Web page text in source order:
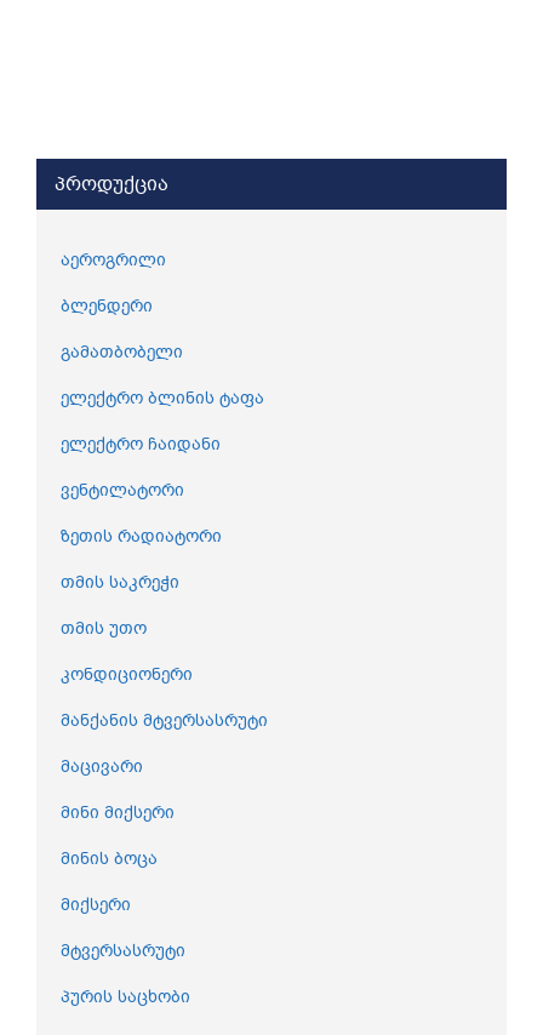
პროდუქცია
აეროგრილი
ბლენდერი
გამათბობელი
ელექტრო ბლინის ტაფა
ელექტრო ჩაიდანი
ვენტილატორი
ზეთის რადიატორი
თმის საკრეჭი
თმის უთო
კონდიციონერი
მანქანის მტვერსასრუტი
მაცივარი
მინი მიქსერი
მინის ბოცა
მიქსერი
მტვერსასრუტი
პურის საცხობი